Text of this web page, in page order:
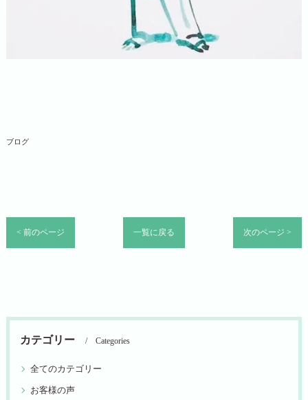
ブログ
< 前のページ 一覧に戻る 次のページ >
カテゴリー Categories
全てのカテゴリー
お客様の声